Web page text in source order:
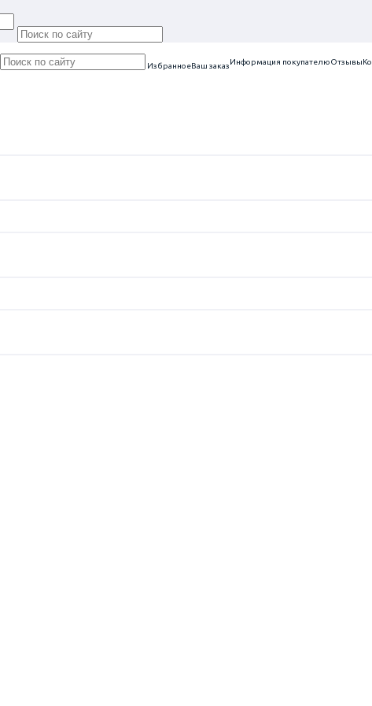
ИзбранноеВаш заказИнформация покупателюОтзывы